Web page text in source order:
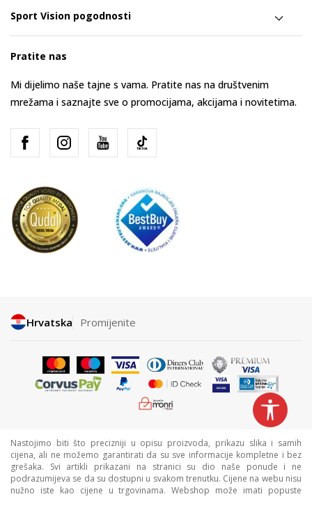
Sport Vision pogodnosti
Pratite nas
Mi dijelimo naše tajne s vama. Pratite nas na društvenim
mrežama i saznajte sve o promocijama, akcijama i novitetima.
Hrvatska Promijenite
Nastojimo biti što precizniji u opisu proizvoda, prikazu slika i samih
cijena, ali ne možemo garantirati da su sve informacije kompletne i bez
grešaka. Svi artikli prikazani na stranici su dio naše ponude i ne
podrazumijeva se da su dostupni u svakom trenutku. Cijene na webu nisu
nužno iste kao cijene u trgovinama. Webshop može imati popuste